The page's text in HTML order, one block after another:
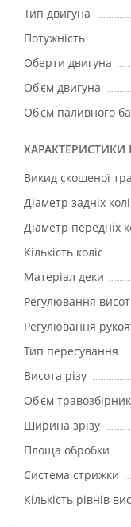
Тип двигуна
Потужність
Оберти двигуна
Об'єм двигуна
Об'єм паливного
Викид скошеної
Діаметр задніх
Діаметр передніх
Кількість коліс
Матеріал деки
Регулювання
Регулювання
Тип пересування
Висота різу
Об'єм
Ширина зрізу
Площа обробки
Система стрижки
Кількість рівнів